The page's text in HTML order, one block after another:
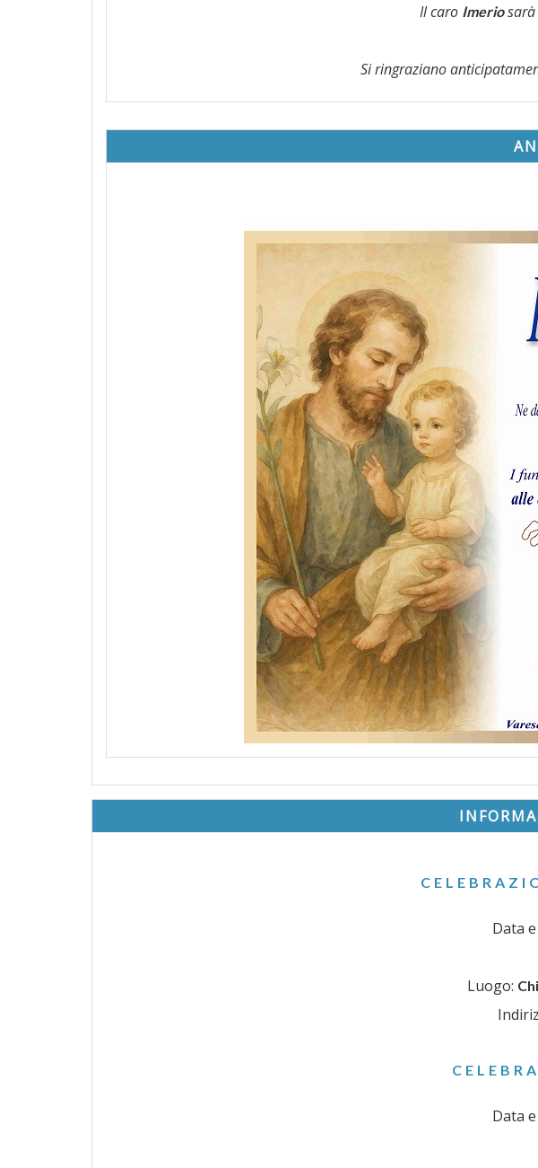
Il caro Imeriosarà
Si ringraziano
Data
Luogo:
Data